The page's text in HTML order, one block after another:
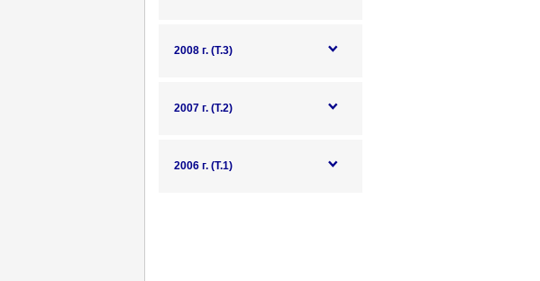
2008 г. (Т.3)
2007 г. (Т.2)
2006 г. (Т.1)